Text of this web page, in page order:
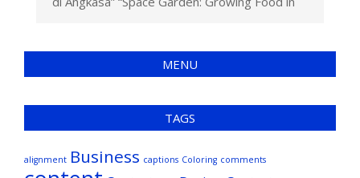
MENU
TAGS
alignment Business captions Coloring comments